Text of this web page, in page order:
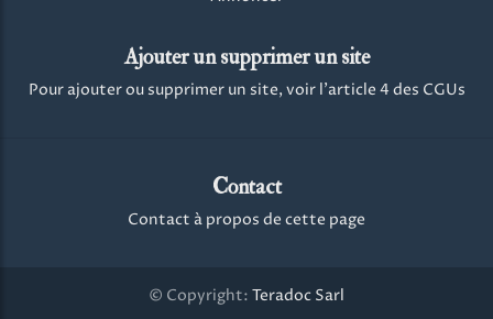
Ajouter un supprimer un site
Pour ajouter ou supprimer un site, voir l'article 4 des CGUs
Contact
Contact à propos de cette page
© Copyright: Teradoc Sarl